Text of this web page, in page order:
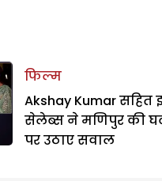
फिल्म
Akshay Kumar सहित
सेलेब्स ने मणिपुर की
पर उठाए सवाल